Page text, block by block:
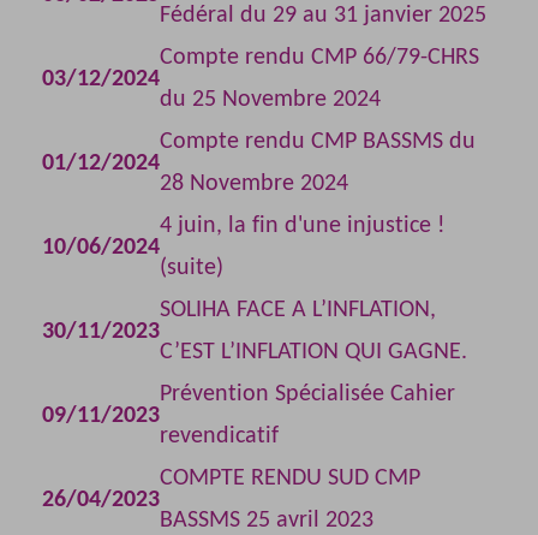
Fédéral du 29 au 31 janvier 2025
03/12/2024
Compte rendu CMP 66/79-CHRS
du 25 Novembre 2024
01/12/2024
Compte rendu CMP BASSMS du
28 Novembre 2024
10/06/2024
4 juin, la fin d'une injustice !
(suite)
30/11/2023
SOLIHA FACE A L’INFLATION,
C’EST L’INFLATION QUI GAGNE.
09/11/2023
Prévention Spécialisée Cahier
revendicatif
26/04/2023
COMPTE RENDU SUD CMP
BASSMS 25 avril 2023